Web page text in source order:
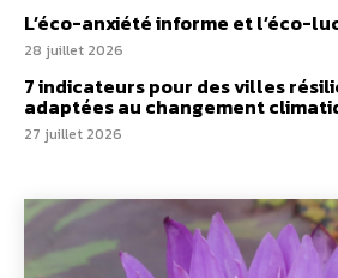
L’éco-anxiété informe et l’éco-
28 juillet 2026
7 indicateurs pour des villes
adaptées au changement
27 juillet 2026